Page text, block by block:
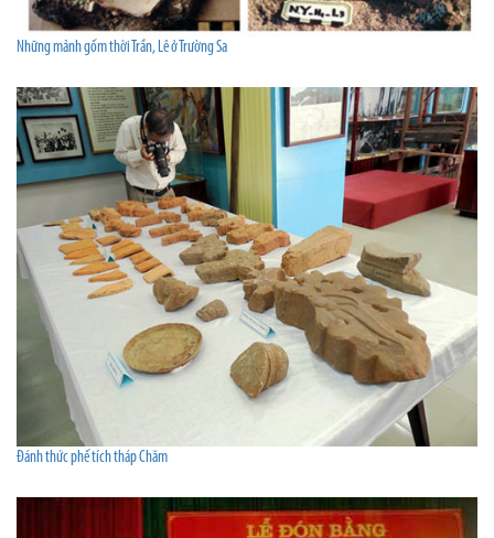
Những mảnh gốm thời Trần, Lê ở Trường Sa
Đánh thức phế tích tháp Chăm